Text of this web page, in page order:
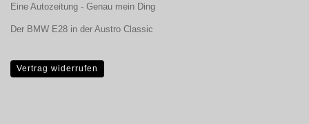
Eine Autozeitung - Genau mein Ding
Der BMW E28 in der Austro Classic
Vertrag widerrufen